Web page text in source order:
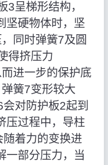
3呈梯形结构，
坚硬物体时，坚
同时弹簧7及圆
得挤压力
进一步的保护底
簧7变形较大
对防护板2起到
压过程中，导柱
着力的变换进
一部分压力，当